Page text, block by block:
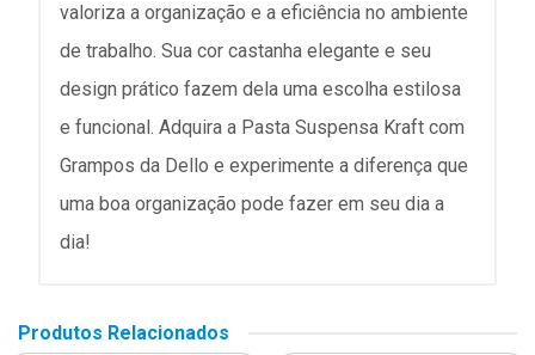
valoriza a organização e a eficiência no ambiente
de trabalho. Sua cor castanha elegante e seu
design prático fazem dela uma escolha estilosa
e funcional. Adquira a Pasta Suspensa Kraft com
Grampos da Dello e experimente a diferença que
uma boa organização pode fazer em seu dia a
dia!
Produtos Relacionados